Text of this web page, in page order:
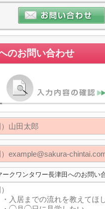
のお問い合わせ
ークワンタワー長津田へのお問い